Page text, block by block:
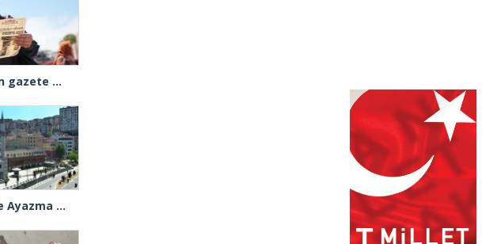
AK Kadınların gazete manşeti: “Müjdeler olsun, Ayasofya açıldı”
Kağıthane’de Ayazma Camii ve Külliyesi açılış için gün sayıyor